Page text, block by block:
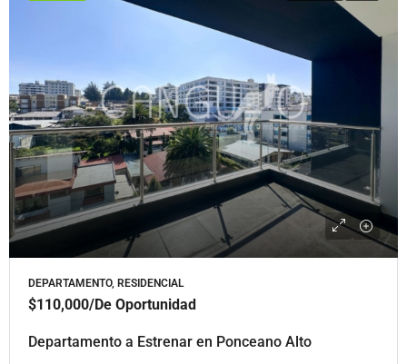
DEPARTAMENTO, RESIDENCIAL
$110,000/De Oportunidad
Departamento a Estrenar en Ponceano Alto